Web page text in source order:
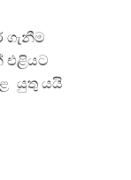
ගැනීම
එළියට
යුතු යයි